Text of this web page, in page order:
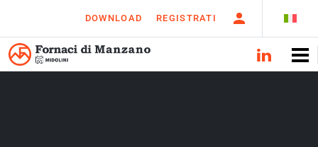
DOWNLOAD REGISTRATI